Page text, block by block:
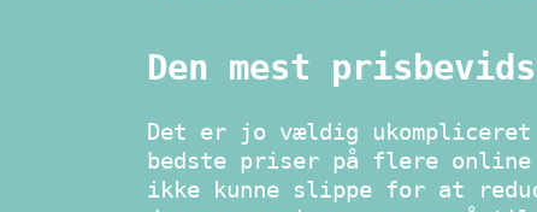
Den mest
Det er jo vældig
bedste priser på flere
ikke kunne slippe for at